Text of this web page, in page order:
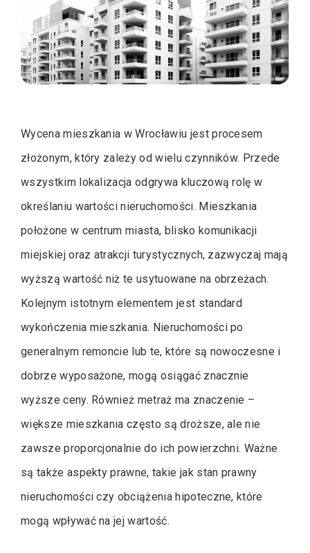
Wycena mieszkania w Wrocławiu jest procesem
złożonym, który zależy od wielu czynników. Przede
wszystkim lokalizacja odgrywa kluczową rolę w
określaniu wartości nieruchomości. Mieszkania
położone w centrum miasta, blisko komunikacji
miejskiej oraz atrakcji turystycznych, zazwyczaj mają
wyższą wartość niż te usytuowane na obrzeżach.
Kolejnym istotnym elementem jest standard
wykończenia mieszkania. Nieruchomości po
generalnym remoncie lub te, które są nowoczesne i
dobrze wyposażone, mogą osiągać znacznie
wyższe ceny. Również metraż ma znaczenie –
większe mieszkania często są droższe, ale nie
zawsze proporcjonalnie do ich powierzchni. Ważne
są także aspekty prawne, takie jak stan prawny
nieruchomości czy obciążenia hipoteczne, które
mogą wpływać na jej wartość.